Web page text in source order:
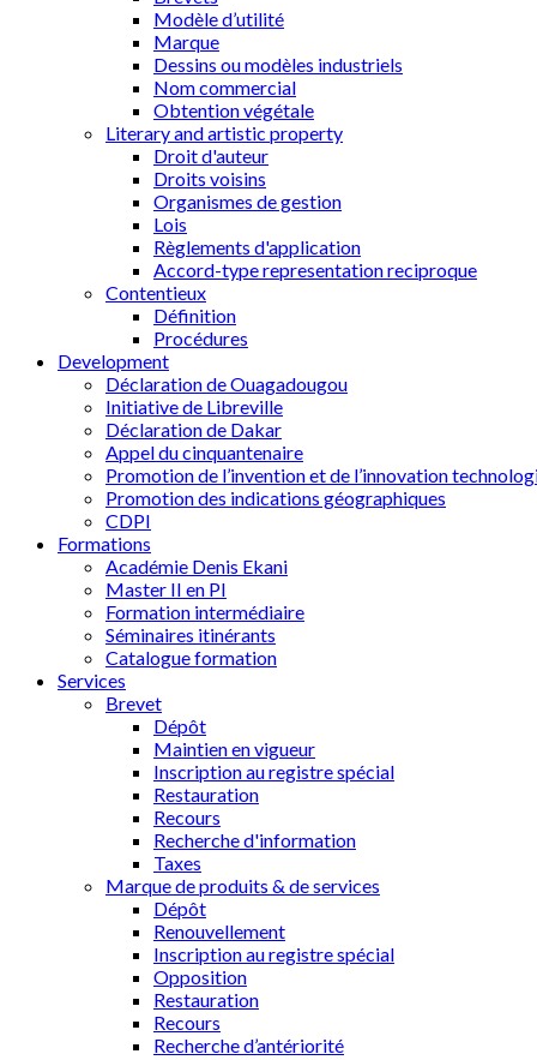
Modèle d’utilité
Marque
Dessins ou modèles industriels
Nom commercial
Obtention végétale
Literary and artistic property
Droit d'auteur
Droits voisins
Organismes de gestion
Lois
Règlements d'application
Accord-type representation reciproque
Contentieux
Définition
Procédures
Development
Déclaration de Ouagadougou
Initiative de Libreville
Déclaration de Dakar
Appel du cinquantenaire
Promotion de l’invention et de l’innovation
Promotion des indications géographiques
CDPI
Formations
Académie Denis Ekani
Master II en PI
Formation intermédiaire
Séminaires itinérants
Catalogue formation
Services
Brevet
Dépôt
Maintien en vigueur
Inscription au registre spécial
Restauration
Recours
Recherche d'information
Taxes
Marque de produits & de services
Dépôt
Renouvellement
Inscription au registre spécial
Opposition
Restauration
Recours
Recherche d’antériorité